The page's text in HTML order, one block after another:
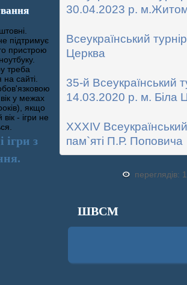
підтримує
пристрою
треба
сайті.
у межах
якщо
- ігри не
ігри з
30.04.2023 р.
Всеукраїнський
Церква
35-й Всеукраїнський
14.03.2020 р. м. Біла
XXXIV
пам`яті П.Р. Поповича
переглядів:
ШВСМ